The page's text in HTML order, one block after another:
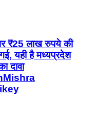
₹25 लाख रुपये की
यही है मध्यप्रदेश
दावा